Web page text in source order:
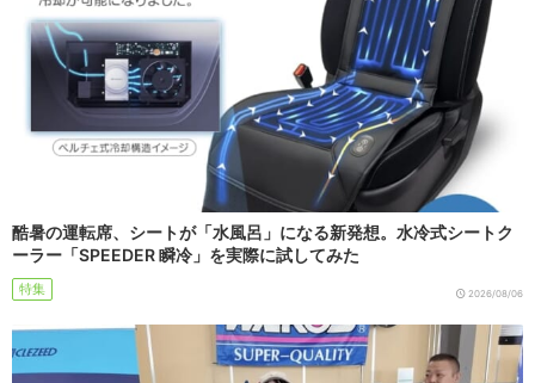
酷暑の運転席、シートが「水風呂」になる新発想。水冷式シートク
ーラー「SPEEDER 瞬冷」を実際に試してみた
特集 2026/08/06